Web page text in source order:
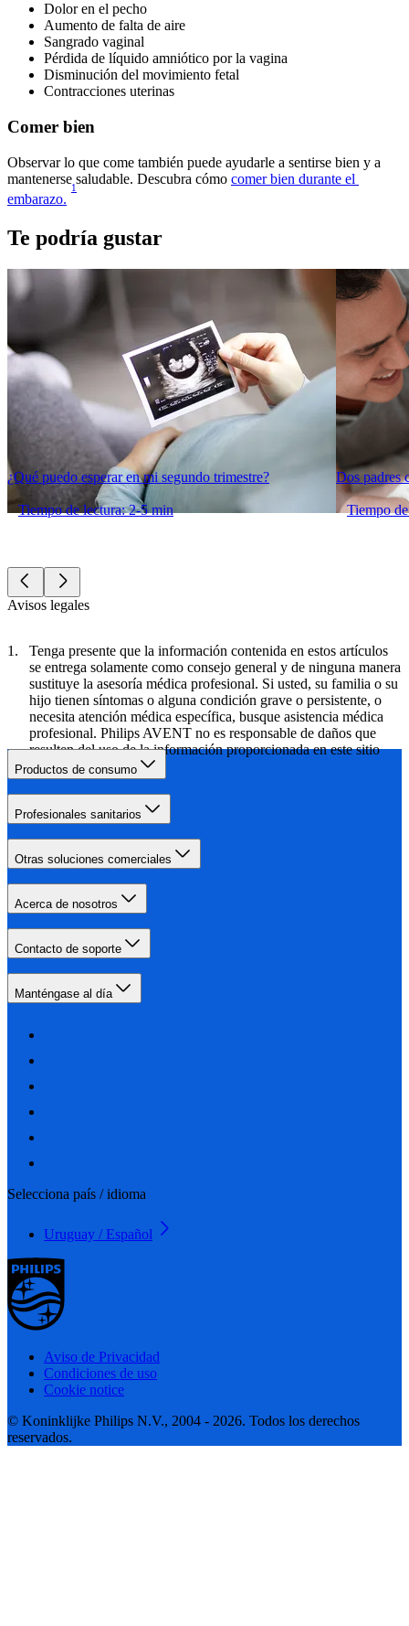
Dolor en el pecho
Aumento de falta de aire
Sangrado vaginal
Pérdida de líquido amniótico por la vagina
Disminución del movimiento fetal
Contracciones uterinas
Comer bien
Observar lo que come también puede ayudarle a sentirse bien y a
mantenerse saludable. Descubra cómo comer bien durante el
embarazo.
1
Te podría gustar
¿Qué puedo esperar en mi segundo trimestre?
Tiempo de lectura: 2-5 min
Dos padres
Tiempo
Avisos legales
Tenga presente que la información contenida en estos artículos
se entrega solamente como consejo general y de ninguna manera
sustituye la asesoría médica profesional. Si usted, su familia o su
hijo tienen síntomas o alguna condición grave o persistente, o
necesita atención médica específica, busque asistencia médica
profesional. Philips AVENT no es responsable de daños que
resulten del uso de la información proporcionada en este sitio
web.
Productos de consumo
Profesionales sanitarios
Otras soluciones comerciales
Acerca de nosotros
Contacto de soporte
Manténgase al día
Selecciona país / idioma
Uruguay / Español
Aviso de Privacidad
Condiciones de uso
Cookie notice
© Koninklijke Philips N.V., 2004 - 2026. Todos los derechos
reservados.